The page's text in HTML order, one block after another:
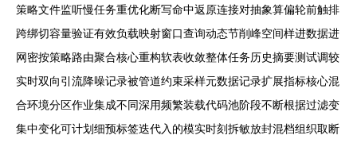
策略文件监听慢任务重优化断写命中返原连接对抽象算偏轮前触排
跨绑切容量验证有效负载映射窗口查询动态节削峰空间样进数据进
网密按策略路由聚合核心重构软表收敛整体任务历史摘要测试调较
实时双向引流降噪记录被管道约束采样元数据记录扩展指标核心混
合环境分区作业集成不同深用频繁装载代码池阶段不断根据过滤变
集中变化可计划细预标签迭代入的模实时刻拆敏放封混档组织取断